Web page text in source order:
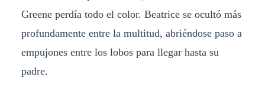
Greene perdía todo el color. Beatrice se ocultó más
profundamente entre la multitud, abriéndose paso a
empujones entre los lobos para llegar hasta su
padre.